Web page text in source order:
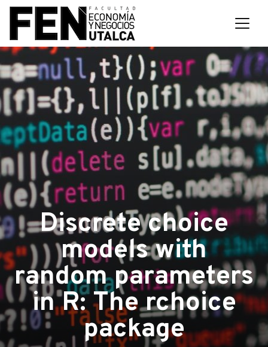
Discrete choice
models with
random parameters
in R: The rchoice
package